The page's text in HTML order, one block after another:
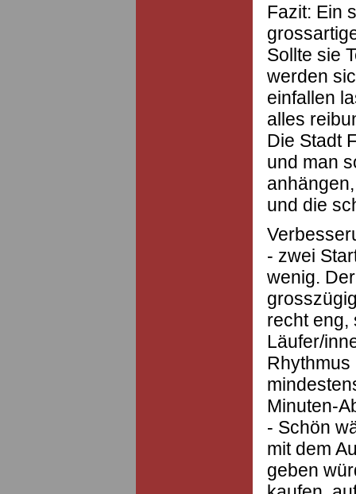
Fazit: Ein
Sollte sie
werden
einfallen
alles
Die Stadt
und man
und die
- zwei
wenig.
recht eng,
Läufer/
Rhythmus
Minuten-
- Schön
mit dem
geben